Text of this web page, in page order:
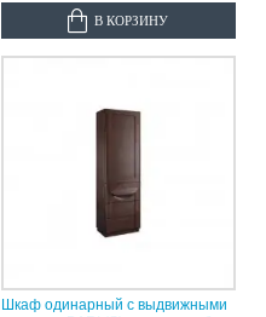
В КОРЗИНУ
Шкаф одинарный с выдвижными